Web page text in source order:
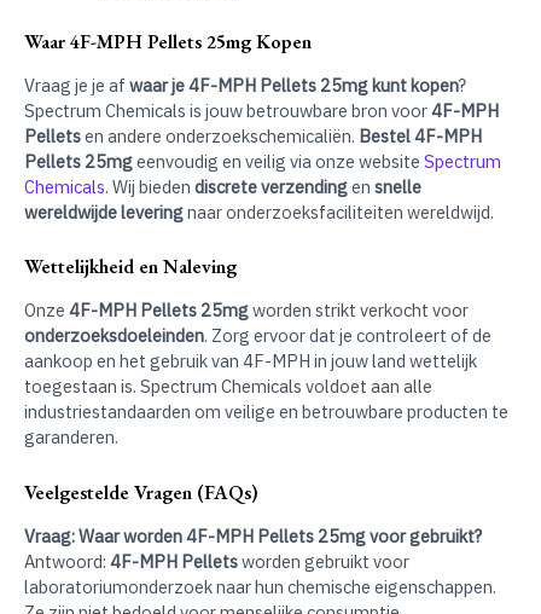
Waar 4F-MPH Pellets 25mg Kopen
Vraag je je af waar je 4F-MPH Pellets 25mg kunt kopen?
Spectrum Chemicals is jouw betrouwbare bron voor4F-MPH
Pelletsen andere onderzoekschemicaliën. Bestel 4F-MPH
Pellets 25mgeenvoudig en veilig via onze website Spectrum
Chemicals. Wij bieden discrete verzendingen snelle
wereldwijde leveringnaar onderzoeksfaciliteiten wereldwijd.
Wettelijkheid en Naleving
Onze 4F-MPH Pellets 25mgworden strikt verkocht voor
onderzoeksdoeleinden. Zorg ervoor dat je controleert of de
aankoop en het gebruik van 4F-MPH in jouw land wettelijk
toegestaan is. Spectrum Chemicals voldoet aan alle
industriestandaarden om veilige en betrouwbare producten te
garanderen.
Veelgestelde Vragen (FAQs)
Vraag: Waar worden 4F-MPH Pellets 25mg voor gebruikt?
Antwoord: 4F-MPH Pelletsworden gebruikt voor
laboratoriumonderzoek naar hun chemische eigenschappen.